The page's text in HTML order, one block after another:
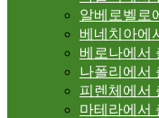
알베로벨로
베네치아에
베로나에서
나폴리에서
피렌체에서
마테라에서